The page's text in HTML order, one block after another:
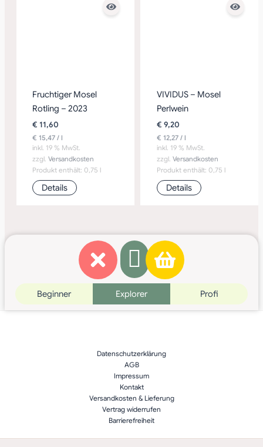
Fruchtiger Mosel
Rotling – 2023
€ 11,60
€ 15,47 /l
inkl. 19 % MwSt.
zzgl.Versandkosten
Produkt enthält: 0,75 l
Details
VIVIDUS – Mosel
Perlwein
€ 9,20
€ 12,27/ l
inkl. 19 % MwSt.
zzgl. Versandkosten
Produkt enthält: 0,75 l
Details
Beginner Explorer Profi
Datenschutzerklärung
AGB
Impressum
Kontakt
Versandkosten & Lieferung
Vertrag widerrufen
Barrierefreiheit